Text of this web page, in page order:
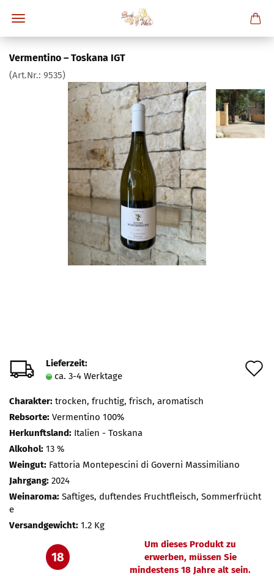
Vermentino – Toskana IGT
(Art.Nr.: 9535)
Lieferzeit:
ca. 3-4 Werktage
Charakter: trocken, fruchtig, frisch, aromatisch
Rebsorte: Vermentino 100%
Herkunftsland: Italien - Toskana
Alkohol: 13 %
Weingut: Fattoria Montepescini di Governi Massimiliano
Jahrgang: 2024
Weinaroma: Saftiges, duftendes Fruchtfleisch, Sommerfrücht
e
Versandgewicht: 1.2 Kg
18
Um dieses Produkt zu
erwerben, müssen Sie
mindestens 18 Jahre alt sein.